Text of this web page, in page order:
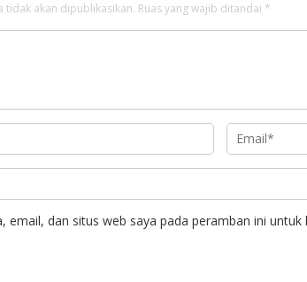
tidak akan dipublikasikan. Ruas yang wajib ditandai *
email, dan situs web saya pada peramban ini